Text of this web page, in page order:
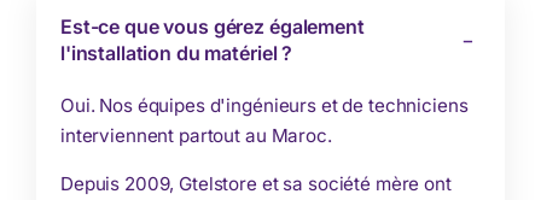
Est-ce que vous gérez également
l'installation du matériel ?
Oui. Nos équipes d'ingénieurs et de techniciens
interviennent partout au Maroc.
Depuis 2009, Gtelstore et sa société mère ont